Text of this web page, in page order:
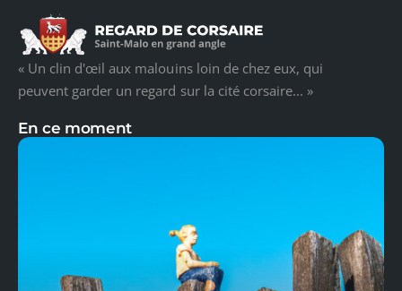
« Un clin d'œil aux malouins loin de chez eux, qui
peuvent garder un regard sur la cité corsaire... »
En ce moment